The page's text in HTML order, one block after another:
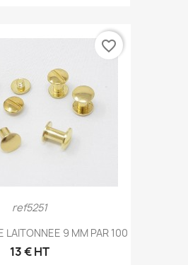
ref5251
LAITONNEE 9 MM PAR 100
13 € HT
favorite_border